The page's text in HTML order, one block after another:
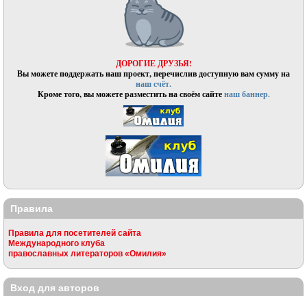
ДОРОГИЕ ДРУЗЬЯ!
Вы можете поддержать наш проект, перечислив доступную вам сумму на
наш счёт.
Кроме того, вы можете разместить на своём сайтенаш баннер.
Правила
Правила для посетителей сайта
Международного клуба
православных литераторов «Омилия»
Вход для авторов